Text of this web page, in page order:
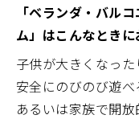
「ベランダ・バル
ム」はこんなときに
子供が大きくなった
安全にのびのび遊べ
あるいは家族で開